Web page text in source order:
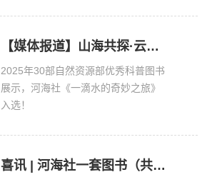
【媒体报道】山海共探·云端博览 | 2025年自然资源优秀科普图书展示
2025年30部自然资源部优秀科普图书
展示，河海社《一滴水的奇妙之旅》
入选！
喜讯 | 河海社一套图书（共7册）荣膺中国出版协会2024年度百种优秀科技图书